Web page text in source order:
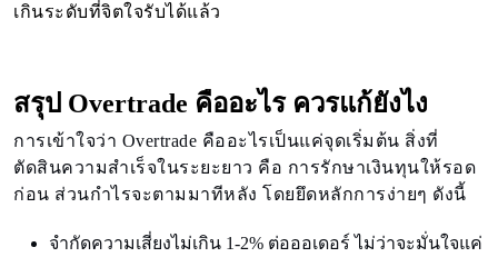
เกินระดับที่จิตใจรับได้แล้ว
สรุป Overtrade คืออะไร ควรแก้ยังไง
การเข้าใจว่า Overtrade คืออะไรเป็นแค่จุดเริ่มต้น สิ่งที่
ตัดสินความสำเร็จในระยะยาว คือ การรักษาเงินทุนให้รอด
ก่อน ส่วนกำไรจะตามมาทีหลัง โดยยึดหลักการง่ายๆ ดังนี้
จำกัดความเสี่ยงไม่เกิน 1-2% ต่อออเดอร์ ไม่ว่าจะมั่นใจแค่